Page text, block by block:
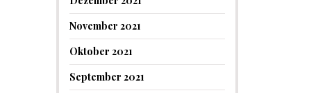
November 2021
Oktober 2021
September 2021